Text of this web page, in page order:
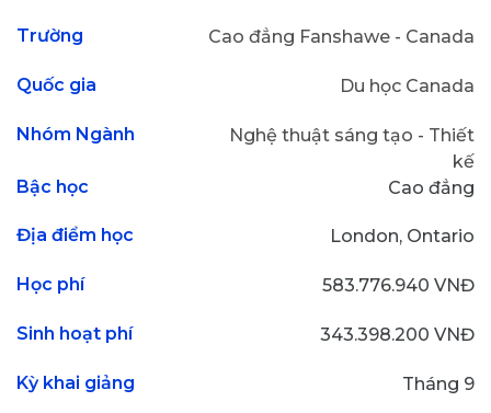
Trường Cao đẳng Fanshawe - Canada
Quốc gia Du học Canada
Nhóm Ngành
Nghệ thuật sáng tạo - Thiết
kế
Bậc học
Cao đẳng
Địa điểm học London, Ontario
Học phí 583.776.940 VNĐ
Sinh hoạt phí 343.398.200 VNĐ
Kỳ khai giảng Tháng 9